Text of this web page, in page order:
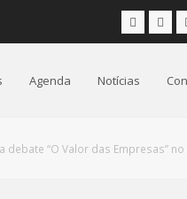
Agenda Notícias
“O Valor das Empresas” no